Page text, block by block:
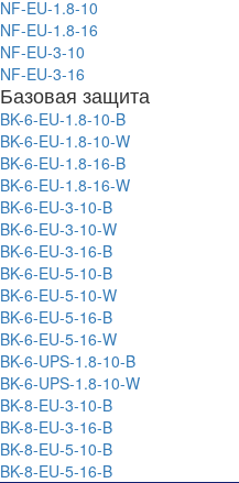
NF-EU-1.8-10
NF-EU-1.8-16
NF-EU-3-10
NF-EU-3-16
Базовая защита
BK-6-EU-1.8-10-B
BK-6-EU-1.8-10-W
BK-6-EU-1.8-16-B
BK-6-EU-1.8-16-W
BK-6-EU-3-10-B
BK-6-EU-3-10-W
BK-6-EU-3-16-B
BK-6-EU-5-10-B
BK-6-EU-5-10-W
BK-6-EU-5-16-B
BK-6-EU-5-16-W
BK-6-UPS-1.8-10-B
BK-6-UPS-1.8-10-W
BK-8-EU-3-10-B
BK-8-EU-3-16-B
BK-8-EU-5-10-B
BK-8-EU-5-16-B